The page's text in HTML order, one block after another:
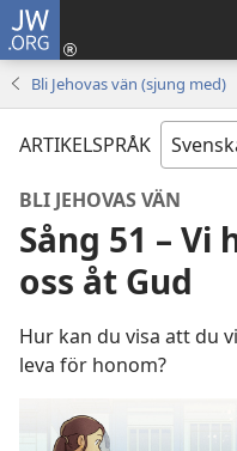
JW.ORG
Bli Jehovas vän (sjung med)
ARTIKELSPRÅK
BLI JEHOVAS VÄN
Sång 51 –
oss åt Gud
Hur kan du visa att du
leva för honom?